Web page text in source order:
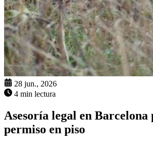
28 jun., 2026
4 min lectura
Asesoría legal en Barcelona
permiso en piso